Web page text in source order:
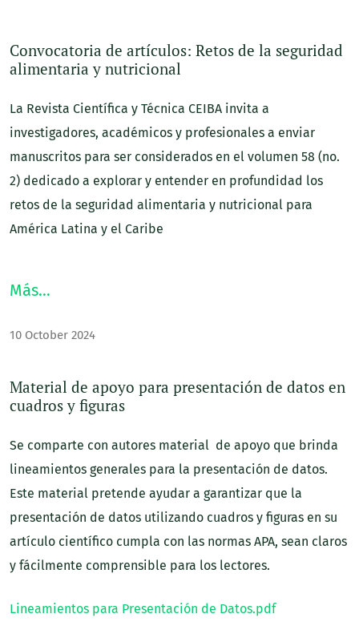
Convocatoria de artículos: Retos de la seguridad
alimentaria y nutricional
La Revista Científica y Técnica CEIBA invita a
investigadores, académicos y profesionales a enviar
manuscritos para ser considerados en el volumen 58 (no.
2) dedicado a explorar y entender en profundidad los
retos de la seguridad alimentaria y nutricional para
América Latina y el Caribe
Más…
10 October 2024
Material de apoyo para presentación de datos en
cuadros y figuras
Se comparte con autores material de apoyo que brinda
lineamientos generales para la presentación de datos.
Este material pretende ayudar a garantizar que la
presentación de datos utilizando cuadros y figuras en su
artículo científico cumpla con las normas APA, sean claros
y fácilmente comprensible para los lectores.
Lineamientos para Presentación de Datos.pdf